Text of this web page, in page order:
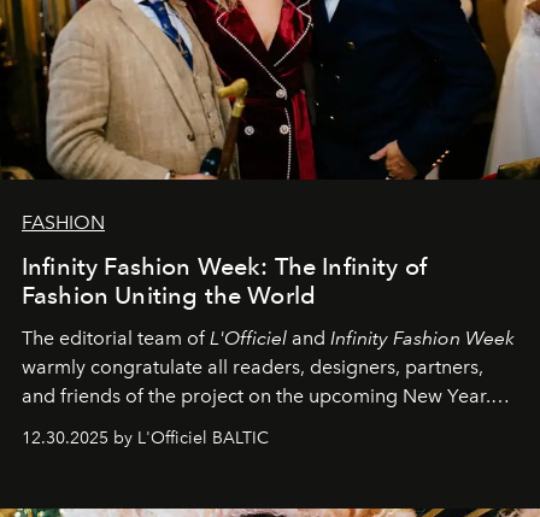
FASHION
Infinity Fashion Week: The Infinity of
Fashion Uniting the World
The editorial team ofL'Officiel and Infinity Fashion Week
warmly congratulate all readers, designers, partners,
and friends of the project on the upcoming New Year.
May 2026 bring growth, inspiration, bold ideas, and new
achievements.
12.30.2025 by L'Officiel BALTIC